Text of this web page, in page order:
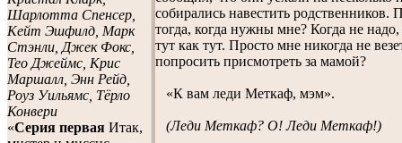
Шарлотта Спенсер,
Кейт Эшфилд, Марк
Стэнли, Джек Фокс,
Тео Джеймс, Крис
Маршалл, Энн Рейд,
Роуз Уильямс, Тёрло
Конвери
«Серия первая Итак,
собирались навестить родственников.
тогда, когда нужны мне? Когда не
тут как тут. Просто мне никогда не
попросить присмотреть за мамой?
«К вам леди Меткаф, мэм».
(Леди Меткаф? О! Леди Меткаф!)